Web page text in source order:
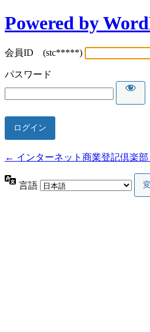
Powered by
会員ID (stc*****)
パスワード
← インターネット商業登記倶楽部
言語